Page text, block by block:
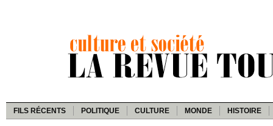
FILS RÉCENTS POLITIQUE CULTURE MONDE HISTOIRE